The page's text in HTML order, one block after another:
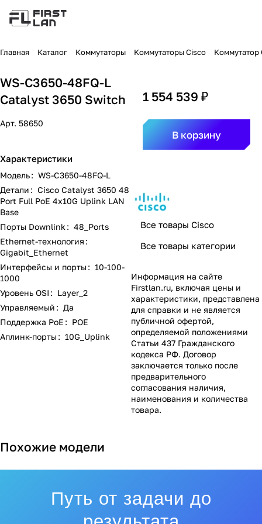
Главная Каталог Коммутаторы Коммутаторы Cisco Коммутатор
WS-C3650-48FQ-L
Catalyst 3650 Switch
Арт. 58650
Характеристики
Модель: WS-C3650-48FQ-L
Детали: Cisco Catalyst 3650 48
Port Full PoE 4x10G Uplink LAN
Base
Порты Downlink: 48_Ports
Ethernet-технология:
Gigabit_Ethernet
Интерфейсы и порты: 10-100-
1000
Уровень OSI: Layer_2
Управляемый: Да
Поддержка PoE: POE
Аплинк-порты: 10G_Uplink
1 554 539 ₽
В корзину
Все товары Cisco
Все товары категории
Информация на сайте
Firstlan.ru, включая цены и
характеристики, представлена
для справки и не является
публичной офертой,
определяемой положениями
Статьи 437 Гражданского
кодекса РФ. Договор
заключается только после
предварительного
согласования наличия,
наименования и количества
товара.
Похожие модели
Путь от задачи до